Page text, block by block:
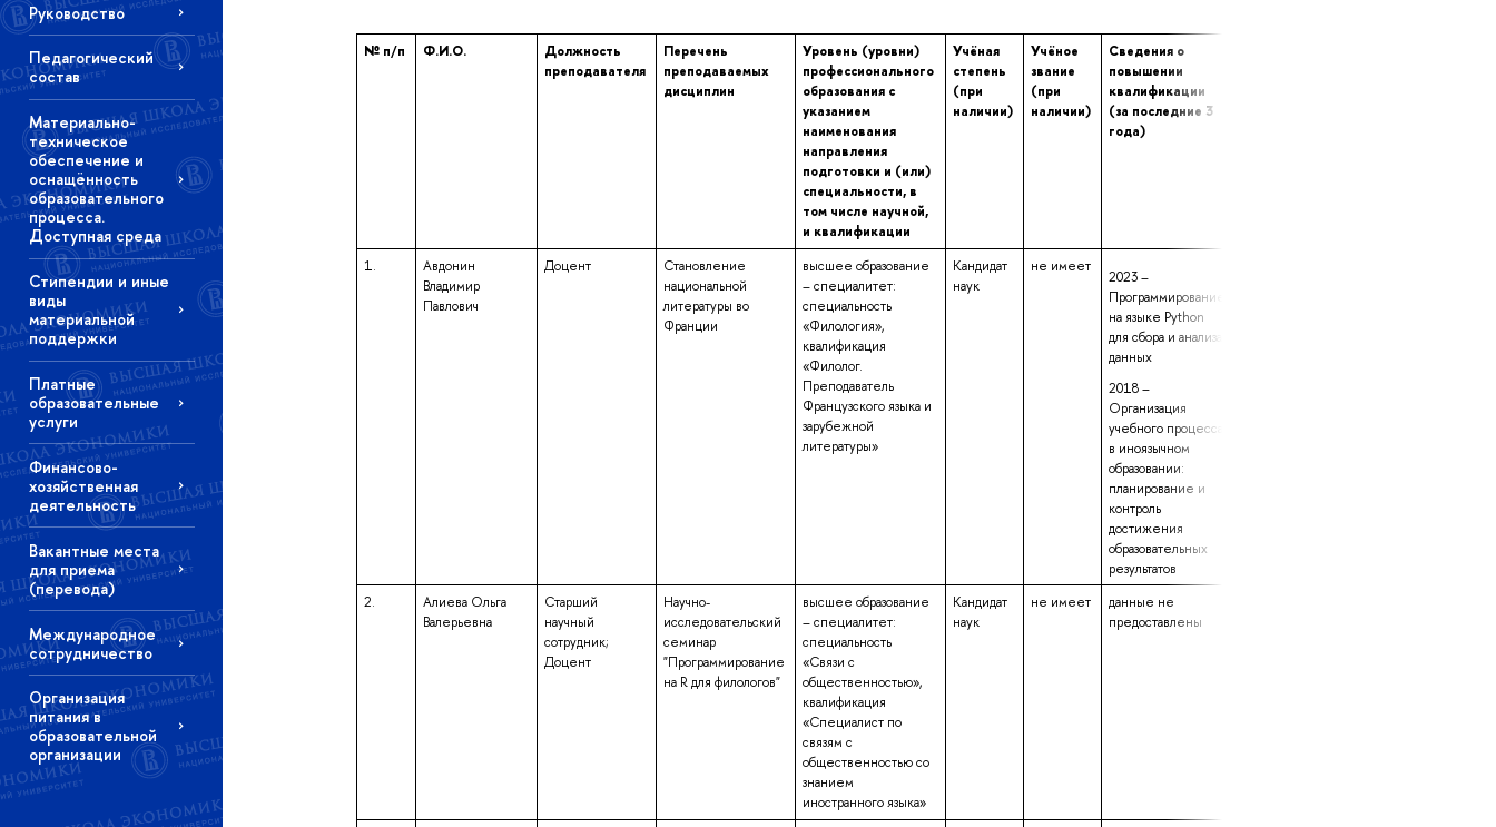
Руководство
Педагогический
состав
Материально-
техническое
обеспечение и
оснащённость
образовательного
процесса.
Доступная среда
Стипендии и иные
виды
материальной
поддержки
Платные
образовательные
услуги
Финансово-
хозяйственная
деятельность
Вакантные места
для приема
(перевода)
Международное
сотрудничество
Организация
питания в
образовательной
организации
№ п/п Ф.И.О.
Должность
преподавателя
Перечень
преподаваемых
дисциплин
Уровень (уровни)
профессионального
образования с
указанием
наименования
направления
подготовки и (или)
специальности, в
том числе научной,
и квалификации
Учёная
степень
(при
наличии)
Учёное
звание
(при
наличии)
Сведения о
повышении
квалификации
(за последние 3
года)
1.
Авдонин
Владимир
Павлович
Доцент
Становление
национальной
литературы во
Франции
высшее образование
– специалитет:
специальность
«Филология»,
квалификация
«Филолог.
Преподаватель
Французского языка и
зарубежной
литературы»
Кандидат
наук
не имеет
2023 –
Программирование
на языке Python
для сбора и анализа
данных
2018 –
Организация
учебного процесса
в иноязычном
образовании:
планирование и
контроль
достижения
образовательных
результатов
2.
Алиева Ольга
Валерьевна
Старший
научный
сотрудник;
Доцент
Научно-
исследовательский
семинар
"Программирование
на R для филологов"
высшее образование
– специалитет:
специальность
«Связи с
общественностью»,
квалификация
«Специалист по
связям с
общественностью со
знанием
иностранного языка»
Кандидат
наук
не имеет
данные не
предоставлены